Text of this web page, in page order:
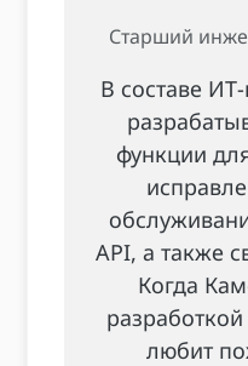
Старший
В составе
функции
API, а также
Когда
любит